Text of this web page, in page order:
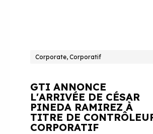
Corporate, Corporatif
GTI ANNONCE
L'ARRIVÉE DE CÉSAR
PINEDA RAMIREZ À
TITRE DE
CORPORATIF